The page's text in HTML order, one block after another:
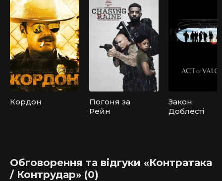
Кордон
Погоня за
Рейн
Закон
Доблесті
Обговорення та відгуки «Контратака
/ Контрудар» (0)